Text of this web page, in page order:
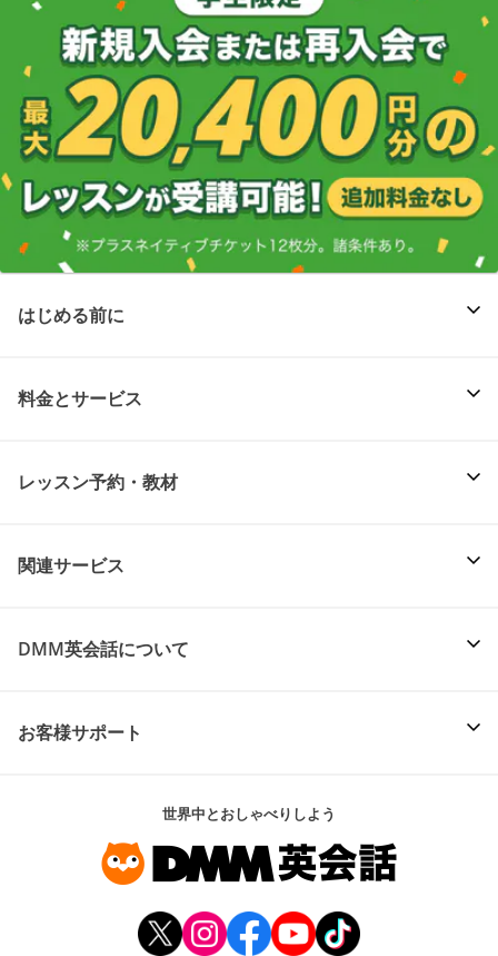
はじめる前に
料金とサービス
レッスン予約・教材
関連サービス
DMM英会話について
お客様サポート
世界中とおしゃべりしよう